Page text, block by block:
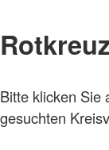
Bitte klicken Sie
gesuchten